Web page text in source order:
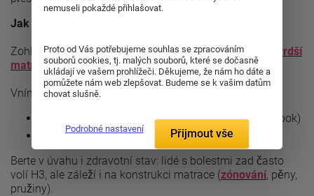
Jak vybrat správnou tuhost?
Zohledněte hmotnost a výšku -těžší osoby potřebují tvrdší
matraci,aby se nepropadaly.
Vnímejte polohu při spánku:
Na boku: spíše H2 (měkčí matrace pro rameno a bok)
Na zádech a břiše: H3–H4 (rovná podpora páteře)
Berte v úvahu i zdravotní stav: lidé s bolestmi zad často
volí H3, ale záleží i na konstrukci matrace (zónování, pěny,
pružiny).
nemuseli pokaždé přihlašovat.
Proto od Vás potřebujeme souhlas se zpracováním
souborů cookies, tj. malých souborů, které se dočasně
ukládají ve vašem prohlížeči. Děkujeme, že nám ho dáte a
pomůžete nám web zlepšovat. Budeme se k vašim datům
chovat slušně.
Podrobné nastavení Přijmout vše